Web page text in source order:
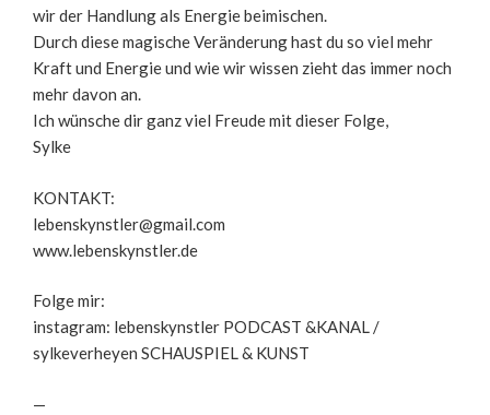
wir der Handlung als Energie beimischen.
Durch diese magische Veränderung hast du so viel mehr
Kraft und Energie und wie wir wissen zieht das immer noch
mehr davon an.
Ich wünsche dir ganz viel Freude mit dieser Folge,
Sylke
KONTAKT:
lebenskynstler@gmail.com
www.lebenskynstler.de
Folge mir:
instagram: lebenskynstler PODCAST &KANAL /
sylkeverheyen SCHAUSPIEL & KUNST
—